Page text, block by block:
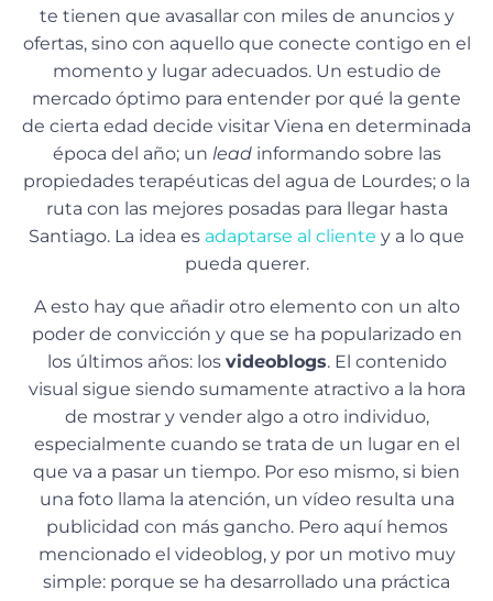
te tienen que avasallar con miles de anuncios y
ofertas, sino con aquello que conecte contigo en el
momento y lugar adecuados. Un estudio de
mercado óptimo para entender por qué la gente
de cierta edad decide visitar Viena en determinada
época del año; un leadinformando sobre las
propiedades terapéuticas del agua de Lourdes; o la
ruta con las mejores posadas para llegar hasta
Santiago. La idea es adaptarse al cliente y a lo que
pueda querer.
A esto hay que añadir otro elemento con un alto
poder de convicción y que se ha popularizado en
los últimos años: los videoblogs. El contenido
visual sigue siendo sumamente atractivo a la hora
de mostrar y vender algo a otro individuo,
especialmente cuando se trata de un lugar en el
que va a pasar un tiempo. Por eso mismo, si bien
una foto llama la atención, un vídeo resulta una
publicidad con más gancho. Pero aquí hemos
mencionado el videoblog, y por un motivo muy
simple: porque se ha desarrollado una práctica